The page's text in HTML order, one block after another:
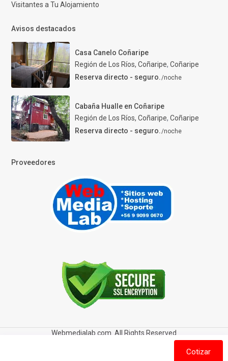
Visitantes a Tu Alojamiento
Avisos destacados
Casa Canelo Coñaripe
Región de Los Ríos, Coñaripe, Coñaripe
Reserva directo - seguro./noche
Cabaña Hualle en Coñaripe
Región de Los Ríos, Coñaripe, Coñaripe
Reserva directo - seguro./noche
Proveedores
Webmedialab.com. All Rights Reserved
Política de privacidad
Política de Cookies
Cotizar